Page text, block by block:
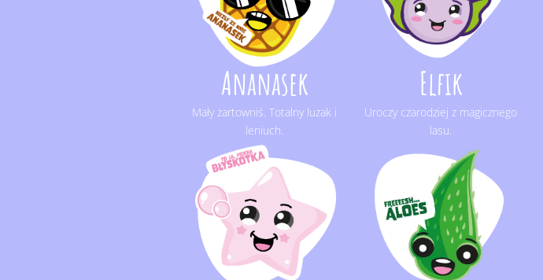
Ananasek
Mały żartowniś. Totalny luzak i
leniuch.
Elfik
Uroczy czarodziej z magicznego
lasu.